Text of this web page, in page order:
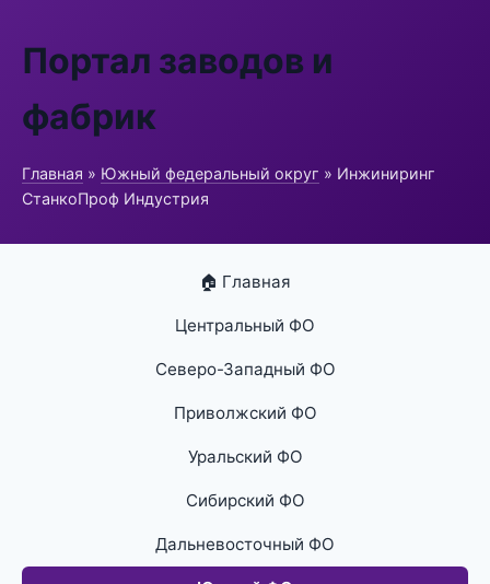
Портал заводов и
фабрик
Главная » Южный федеральный округ » Инжиниринг
СтанкоПроф Индустрия
🏠 Главная
Центральный ФО
Северо-Западный ФО
Приволжский ФО
Уральский ФО
Сибирский ФО
Дальневосточный ФО